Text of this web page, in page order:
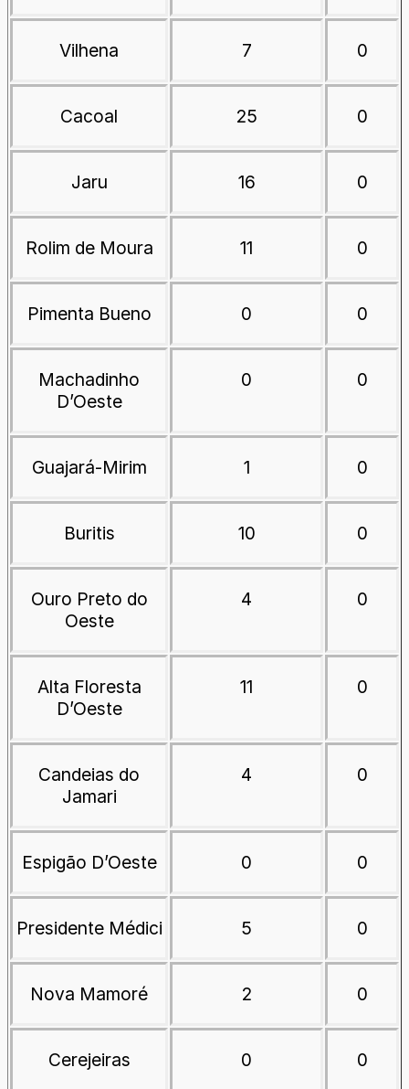
Vilhena 7 0
Cacoal 25 0
Jaru 16 0
Rolim de Moura 11 0
Pimenta Bueno 0 0
Machadinho
D’Oeste
0 0
Guajará-Mirim 1 0
Buritis 10 0
Ouro Preto do
Oeste
4 0
Alta Floresta
D’Oeste
11 0
Candeias do
Jamari
4 0
Espigão D’Oeste 0 0
Presidente Médici 5 0
Nova Mamoré 2 0
Cerejeiras 0 0